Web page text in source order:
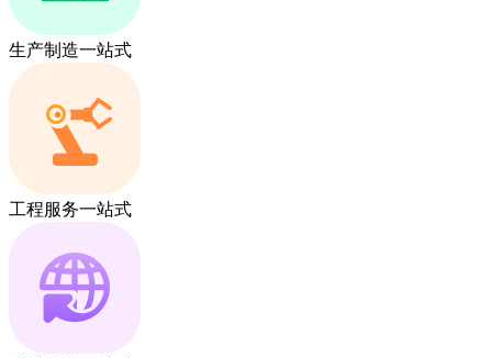
生产制造一站式
工程服务一站式